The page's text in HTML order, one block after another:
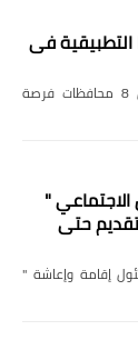
التطبيقية فى
وظائف خالية بمدارس التكنولوجيا التطبيقية فى اكثر من 8 محافظات فرصة
"
حتى
إقامة وإعاشة "